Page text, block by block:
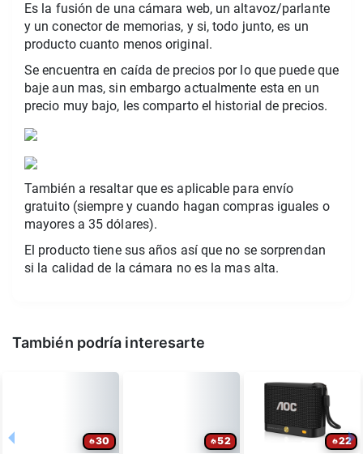
Es la fusión de una cámara web, un altavoz/parlante
y un conector de memorias, y si, todo junto, es un
producto cuanto menos original.
Se encuentra en caída de precios por lo que puede que
baje aun mas, sin embargo actualmente esta en un
precio muy bajo, les comparto el historial de precios.
También a resaltar que es aplicable para envío
gratuito (siempre y cuando hagan compras iguales o
mayores a 35 dólares).
El producto tiene sus años así que no se sorprendan
si la calidad de la cámara no es la mas alta.
También podría interesarte
30 52 22